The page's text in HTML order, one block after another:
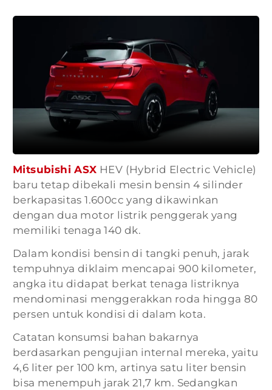
Mitsubishi ASX HEV (Hybrid Electric Vehicle)
baru tetap dibekali mesin bensin 4 silinder
berkapasitas 1.600cc yang dikawinkan
dengan dua motor listrik penggerak yang
memiliki tenaga 140 dk.
Dalam kondisi bensin di tangki penuh, jarak
tempuhnya diklaim mencapai 900 kilometer,
angka itu didapat berkat tenaga listriknya
mendominasi menggerakkan roda hingga 80
persen untuk kondisi di dalam kota.
Catatan konsumsi bahan bakarnya
berdasarkan pengujian internal mereka, yaitu
4,6 liter per 100 km, artinya satu liter bensin
bisa menempuh jarak 21,7 km. Sedangkan